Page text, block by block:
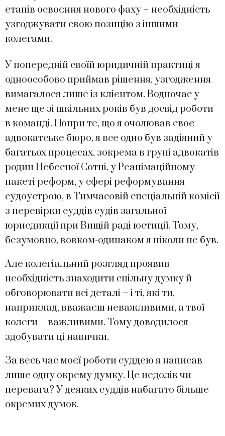
етапів освоєння нового фаху – необхідність
узгоджувати свою позицію з іншими
колегами.
У попередній своїй юридичній практиці я
одноособово приймав рішення, узгодження
вимагалося лише із клієнтом. Водночас у
мене ще зі шкільних років був досвід роботи
в команді. Попри те, що я очолював своє
адвокатське бюро, я все одно був задіяний у
багатьох процесах, зокрема в групі адвокатів
родин Небесної Сотні, у Реанімаційному
пакеті реформ, у сфері реформування
судоустрою, в Тимчасовій спеціальній комісії
з перевірки суддів судів загальної
юрисдикції при Вищій раді юстиції. Тому,
безумовно, вовком-одинаком я ніколи не був.
Але колегіальний розгляд проявив
необхідність знаходити спільну думку й
обговорювати всі деталі – і ті, які ти,
наприклад, вважаєш неважливими, а твої
колеги – важливими. Тому доводилося
здобувати ці навички.
За весь час моєї роботи суддею я написав
лише одну окрему думку. Це недолік чи
перевага? У деяких суддів набагато більше
окремих думок.